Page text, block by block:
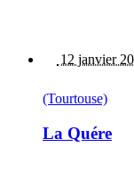
12 janvier
(Tourtouse)
La Quére